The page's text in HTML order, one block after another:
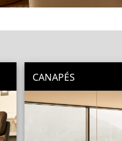
CANAPÉS